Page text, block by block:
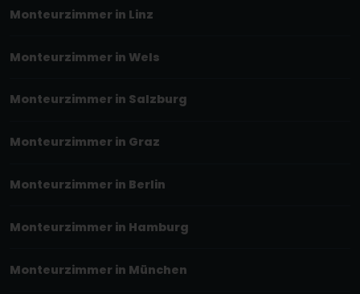
Monteurzimmer in Linz
Monteurzimmer in Wels
Monteurzimmer in Salzburg
Monteurzimmer in Graz
Monteurzimmer in Berlin
Monteurzimmer in Hamburg
Monteurzimmer in München